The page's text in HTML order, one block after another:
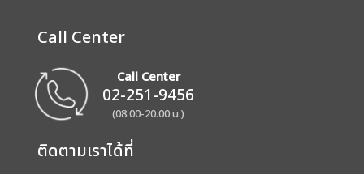
Call Center
Call Center
02-251-9456
(08.00-20.00 น.)
ติดตามเราได้ที่